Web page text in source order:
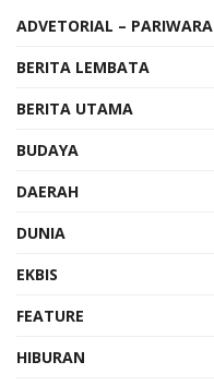
ADVETORIAL – PARIWARA
BERITA LEMBATA
BERITA UTAMA
BUDAYA
DAERAH
DUNIA
EKBIS
FEATURE
HIBURAN